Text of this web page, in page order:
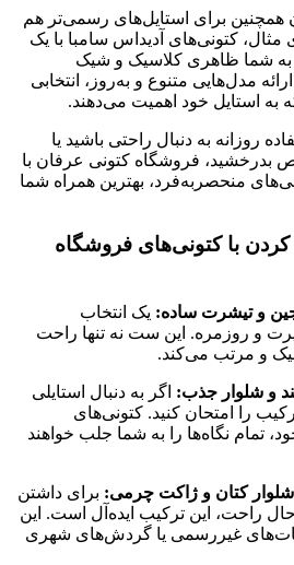
برای استایل‌های رسمی‌تر هم
مثال، کتونی‌های آدیداس سامبا با یک
شما ظاهری کلاسیک و شیک
مدل‌هایی متنوع و به‌روز، انتخابی
به استایل خود اهمیت می‌دهند.
روزانه به دنبال راحتی باشید یا
بدرخشید، فروشگاه کتونی عرفان با
منحصربه‌فرد، بهترین همراه شما
با کتونی‌های فروشگاه
و تیشرت ساده: یک انتخاب
و روزمره. این ست نه تنها راحت
و مرتب می‌کند.
و شلوار جذب: اگر به دنبال استایلی
را امتحان کنید. کتونی‌های
تمام نگاه‌ها را به شما جلب خواهند
کتان و ژاکت چرمی: برای داشتن
راحت، این ترکیب ایده‌آل است. این
غیررسمی یا گردش‌های شهری